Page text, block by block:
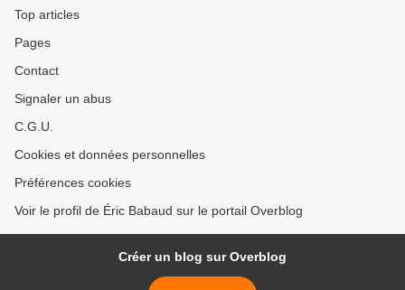
Top articles
Pages
Contact
Signaler un abus
C.G.U.
Cookies et données personnelles
Préférences cookies
Voir le profil de Éric Babaud sur le portail Overblog
Créer un blog sur Overblog